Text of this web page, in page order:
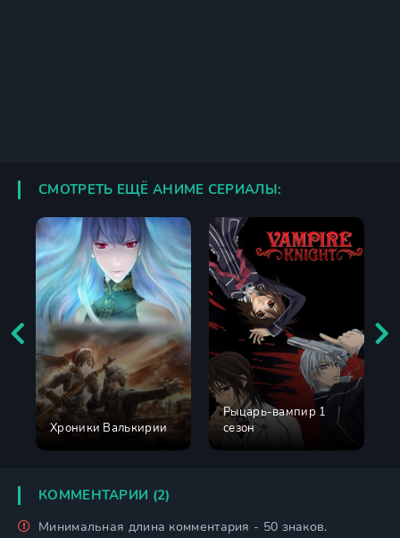
СМОТРЕТЬ ЕЩЁ АНИМЕ СЕРИАЛЫ:
Хроники Валькирии
Рыцарь-вампир 1
сезон
КОММЕНТАРИИ (2)
Минимальная длина комментария - 50 знаков.